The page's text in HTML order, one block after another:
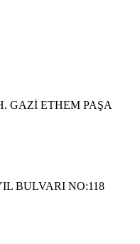
GAZİ ETHEM PAŞA
BULVARI NO:118